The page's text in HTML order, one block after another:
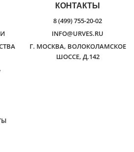
КОНТАКТЫ
8 (499) 755-20-02
INFO@URVES.RU
Г. МОСКВА, ВОЛОКОЛАМСКОЕ
ШОССЕ, Д.142